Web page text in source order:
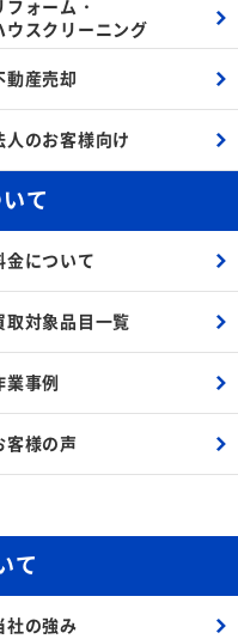
フォーム・
ウスクリーニング
動産売却
人のお客様向け
て
金について
取対象品目一覧
業事例
客様の声
て
社の強み